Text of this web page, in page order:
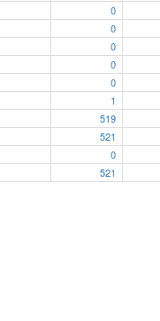
0
0
0
0
0
1
519
521
0
521